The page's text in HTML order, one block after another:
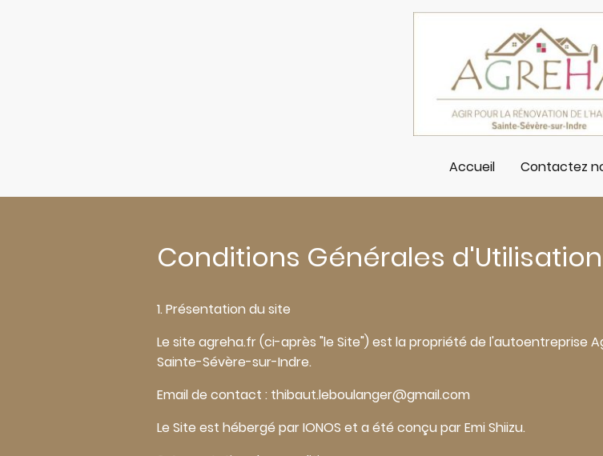
Accueil Contactez
Conditions Générales d'Utilisation
1. Présentation du site
Le site agreha.fr (ci-après "le Site") est la propriété de l'autoentreprise
Sainte-Sévère-sur-Indre.
Email de contact : thibaut.leboulanger@gmail.com
Le Site est hébergé par IONOS et a été conçu par Emi Shiizu.